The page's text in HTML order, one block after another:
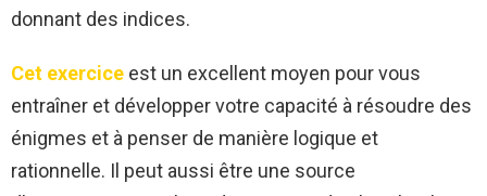
donnant des indices.
Cet exercice est un excellent moyen pour vous
entraîner et développer votre capacité à résoudre des
énigmes et à penser de manière logique et
rationnelle. Il peut aussi être une source